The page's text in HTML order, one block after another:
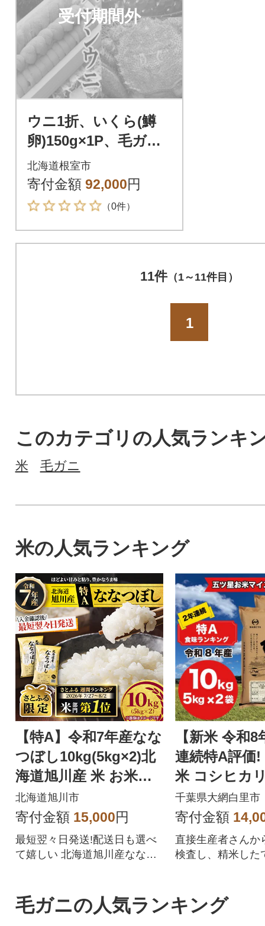
受付期間外
ウニ1折、いくら(鱒
卵)150g×1P、毛ガニ2
尾[2027年1月中旬以降
発送] E-40006
北海道根室市
寄付金額 92,000円
（0件）
11件（1～11件目）
1
このカテゴリの人気ランキ
米 毛ガニ
米の人気ランキング
【特A】令和7年産なな
つぼし10kg(5kg×2)北
海道旭川産 米 お米
【さとふる限定】_059
57
北海道旭川市
寄付金額 15,000円
最短翌々日発送!配送日も選べ
て嬉しい 北海道旭川産ななつ
【新米 令和
連続特A評価!
米 コシヒカ
kg ×2袋)
千葉県大網白里市
寄付金額
直接生産者さんか
検査し、精米した
毛ガニの人気ランキング